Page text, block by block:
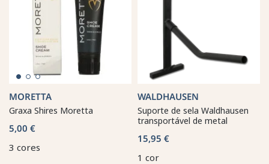
MORETTA
Graxa Shires Moretta
5,00 €
3 cores
WALDHAUSEN
Suporte de sela Waldhausen
transportável de metal
15,95 €
1 cor